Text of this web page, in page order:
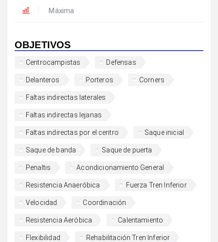
Máxima
OBJETIVOS
Centrocampistas Defensas
Delanteros Porteros Corners
Faltas indirectas laterales
Faltas indirectas lejanas
Faltas indirectas por el centro Saque inicial
Saque de banda Saque de puerta
Penaltis Acondicionamiento General
Resistencia Anaeróbica Fuerza Tren Inferior
Velocidad Coordinación
Resistencia Aeróbica Calentamiento
Flexibilidad Rehabilitación Tren Inferior